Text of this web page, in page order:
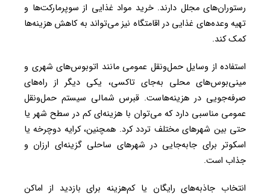
رستوران‌های مجلل دارند. خرید مواد غذایی از سوپرمارکت‌ها و
تهیه وعده‌های غذایی در اقامتگاه نیز می‌تواند به کاهش هزینه‌ها
کمک کند.
استفاده از وسایل حمل‌ونقل عمومی مانند اتوبوس‌های شهری و
مینی‌بوس‌های محلی به‌جای تاکسی، یکی دیگر از راه‌های
صرفه‌جویی در هزینه‌هاست. قبرس شمالی سیستم حمل‌ونقل
عمومی مناسبی دارد که می‌توان با هزینه‌ای کم در سطح شهر یا
حتی بین شهرهای مختلف تردد کرد. همچنین، کرایه دوچرخه یا
اسکوتر برای جابه‌جایی در شهرهای ساحلی گزینه‌ای ارزان و
جذاب است.
انتخاب جاذبه‌های رایگان یا کم‌هزینه برای بازدید از اماکن